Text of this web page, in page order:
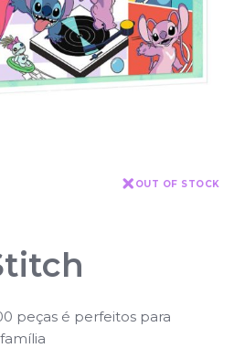
OUT OF STOCK
peças é perfeitos para